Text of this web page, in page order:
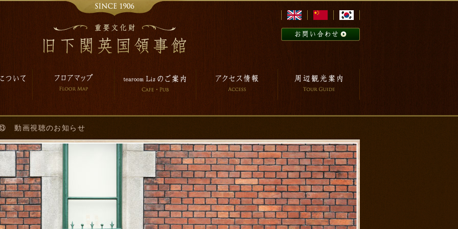
動画視聴のお知らせ